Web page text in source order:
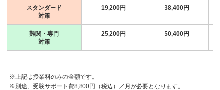
スタンダード
対策
19,200円 38,400円
難関・専門
対策
25,200円 50,400円
※上記は授業料のみの金額です。
※別途、受験サポート費8,800円（税込）／月が必要となります。